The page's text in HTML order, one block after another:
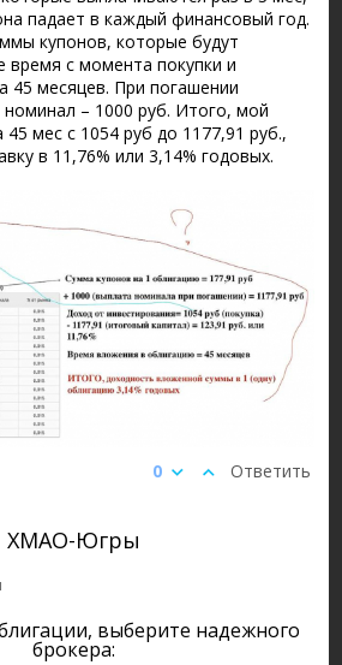
падает в каждый финансовый год.
купонов, которые будут
время с момента покупки и
45 месяцев. При погашении
– 1000 руб. Итого, мой
45 мес с 1054 руб до 1177,91 руб.,
в 11,76% или 3,14% годовых.
Ответить
0
ХМАО-Югры
выберите надежного
брокера: